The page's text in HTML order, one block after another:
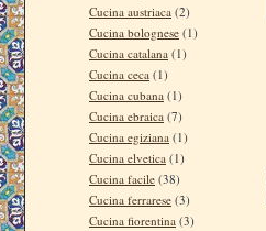
Cucina austriaca (2)
Cucina bolognese (1)
Cucina catalana (1)
Cucina ceca (1)
Cucina cubana (1)
Cucina ebraica (7)
Cucina egiziana (1)
Cucina elvetica (1)
Cucina facile (38)
Cucina ferrarese (3)
Cucina fiorentina (3)